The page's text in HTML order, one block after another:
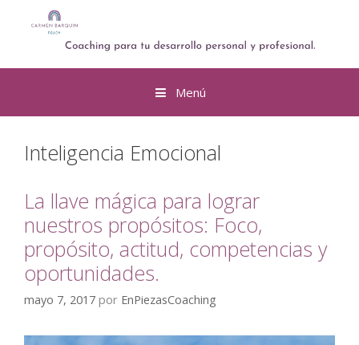
Menú
Inteligencia Emocional
La llave mágica para lograr
nuestros propósitos: Foco,
propósito, actitud, competencias y
oportunidades.
mayo 7, 2017 por EnPiezasCoaching